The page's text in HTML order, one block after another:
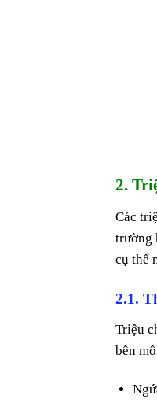
2.
Các
trường
cụ thể
2.1.
Triệu
bên